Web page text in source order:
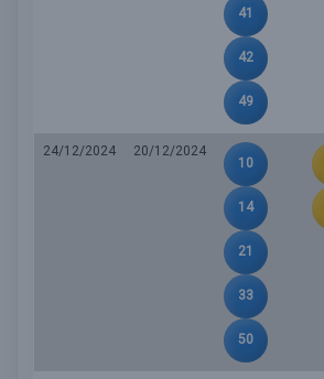
41
42
49
24/12/2024
20/12/2024
10
14
21
33
50